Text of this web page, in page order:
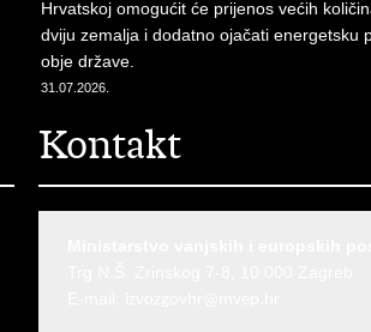
Hrvatskoj omogućit će prijenos većih
dviju zemalja i dodatno ojačati energetsku
obje države.
31.07.2026.
Kontakt